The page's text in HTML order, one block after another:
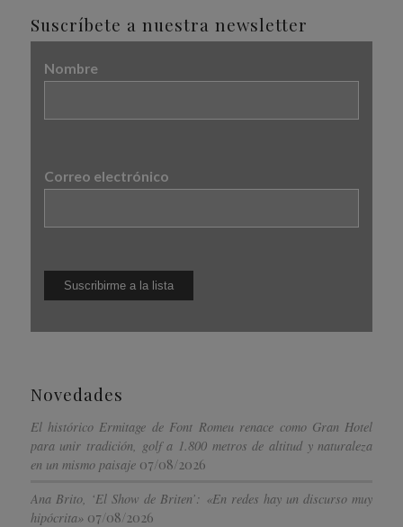
Suscríbete a nuestra newsletter
Nombre
Correo electrónico
Novedades
El histórico Ermitage de Font Romeu renace como Gran Hotel
para unir tradición, golf a 1.800 metros de altitud y naturaleza
en un mismo paisaje 07/08/2026
Ana Brito, ‘El Show de Briten’: «En redes hay un discurso muy
hipócrita» 07/08/2026